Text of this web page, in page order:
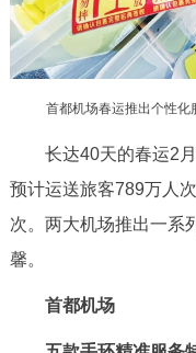
决策公开
个人服务
首都机场春运推出个性化
长达40天的春运2月
预计运送旅客789万人
次。两大机场推出一系
馨。
首都机场